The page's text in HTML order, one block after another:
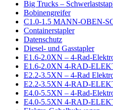
Big Trucks –
Bobinengreifer
C1.0-1.5 MANN-OBEN-
Containerstapler
Datenschutz
Diesel- und Gasstapler
E1.6-2.0XN – 4-Rad-
E1.6-2.0XN 4-RAD-
E2.2-3.5XN – 4-Rad
E2.2-3.5XN 4-RAD-
E4.0-5.5XN – 4-Rad-
E4.0-5.5XN 4-RAD-